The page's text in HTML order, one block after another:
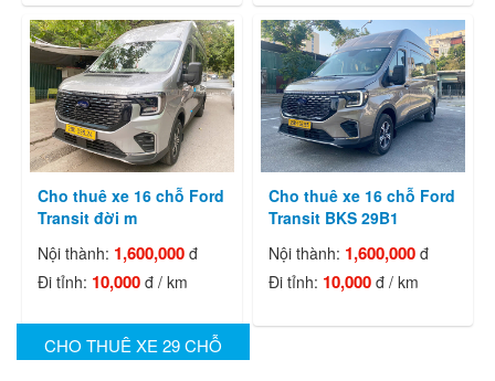
Cho thuê xe 16 chỗ Ford
Transit đời m
Nội thành: 1,600,000 đ
Đi tỉnh: 10,000 đ / km
Cho thuê xe 16 chỗ Ford
Transit BKS 29B1
Nội thành: 1,600,000 đ
Đi tỉnh: 10,000 đ / km
CHO THUÊ XE 29 CHỖ